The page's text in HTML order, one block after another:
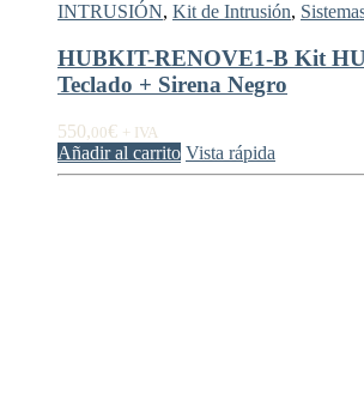
INTRUSIÓN, Kit de Intrusión,
HUBKIT-RENOVE1-B Kit
Teclado + Sirena Negro
550,00€ + IVA
Añadir al carrito Vista rápida